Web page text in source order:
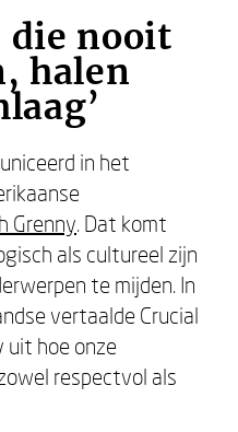
die nooit
halen
in het
Grenny. Dat komt
als cultureel zijn
te mijden. In
vertaalde Crucial
uit hoe onze
respectvol als